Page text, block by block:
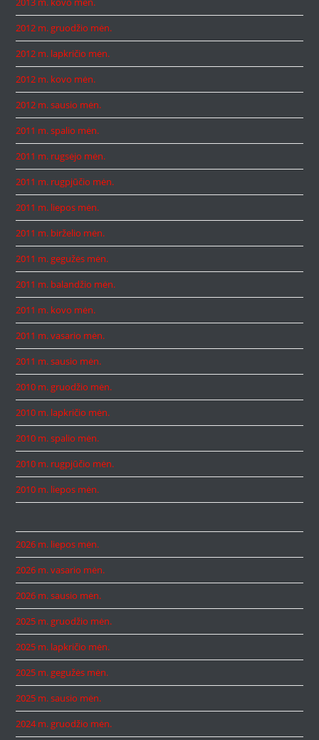
2012 m. gruodžio mėn.
2012 m. lapkričio mėn.
2012 m. kovo mėn.
2012 m. sausio mėn.
2011 m. spalio mėn.
2011 m. rugsėjo mėn.
2011 m. rugpjūčio mėn.
2011 m. liepos mėn.
2011 m. birželio mėn.
2011 m. gegužės mėn.
2011 m. balandžio mėn.
2011 m. kovo mėn.
2011 m. vasario mėn.
2011 m. sausio mėn.
2010 m. gruodžio mėn.
2010 m. lapkričio mėn.
2010 m. spalio mėn.
2010 m. rugpjūčio mėn.
2010 m. liepos mėn.
2026 m. liepos mėn.
2026 m. vasario mėn.
2026 m. sausio mėn.
2025 m. gruodžio mėn.
2025 m. lapkričio mėn.
2025 m. gegužės mėn.
2025 m. sausio mėn.
2024 m. gruodžio mėn.